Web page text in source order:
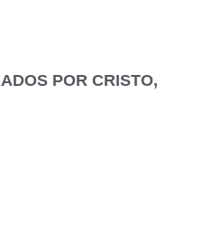
POR CRISTO,